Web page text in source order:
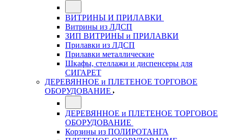
ВИТРИНЫ И ПРИЛАВКИ
Витрины из ЛДСП
ЗИП ВИТРИНЫ и ПРИЛАВКИ
Прилавки из ЛДСП
Прилавки металлические
Шкафы, стеллажи и диспенсеры для
СИГАРЕТ
ДЕРЕВЯННОЕ и ПЛЕТЕНОЕ ТОРГОВОЕ
ОБОРУДОВАНИЕ
ДЕРЕВЯННОЕ и ПЛЕТЕНОЕ ТОРГОВОЕ
ОБОРУДОВАНИЕ
Корзины из ПОЛИРОТАНГА